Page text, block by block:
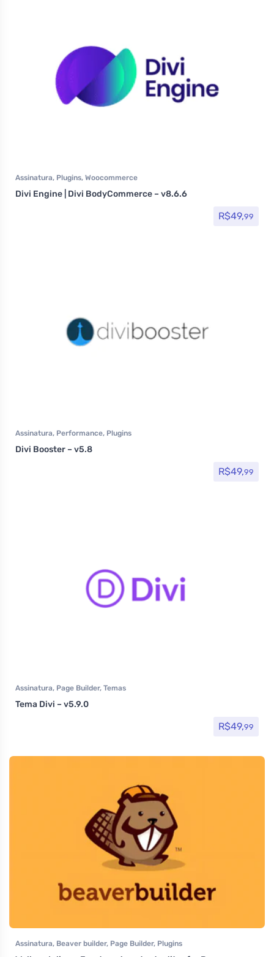
Assinatura, Plugins, Woocommerce
Divi Engine | Divi BodyCommerce – v8.6.6
R$49,99
Assinatura, Performance, Plugins
Divi Booster – v5.8
R$49,99
Assinatura, Page Builder, Temas
Tema Divi – v5.9.0
R$49,99
Assinatura, Beaver builder, Page Builder, Plugins